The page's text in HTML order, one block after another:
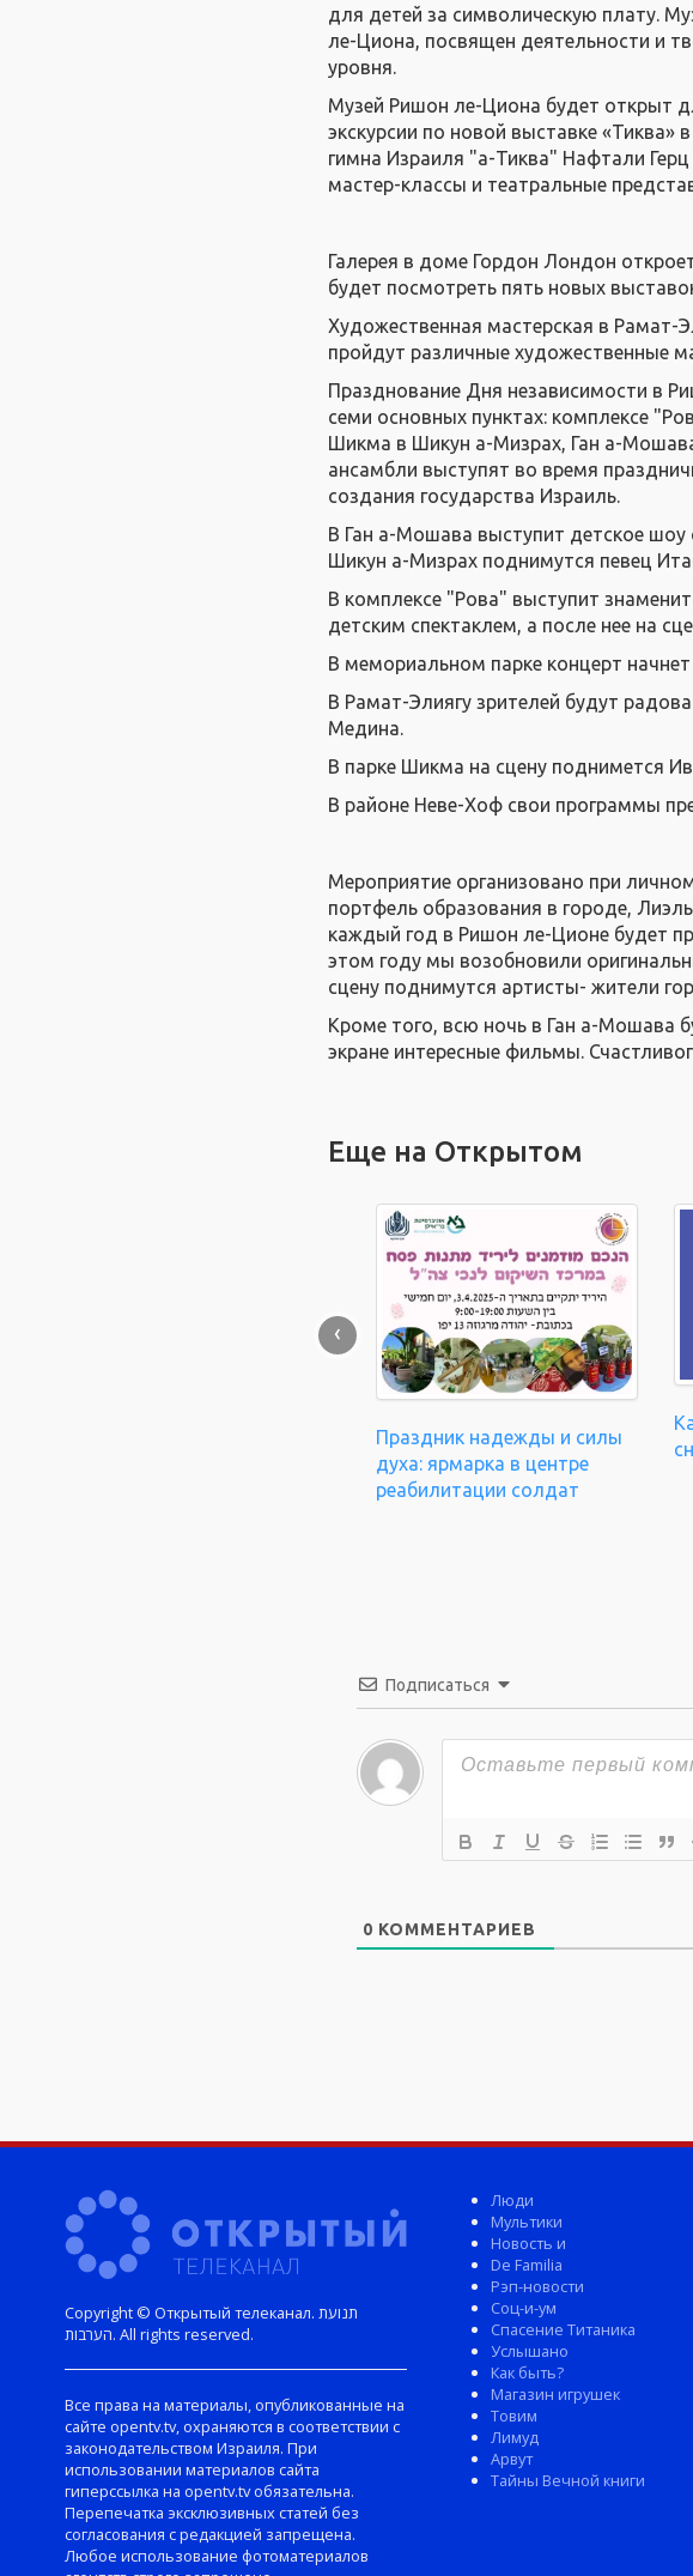
для детей за символическую плату.
ле-Циона, посвящен деятельности и
уровня.
Музей Ришон ле-Циона будет открыт
экскурсии по новой выставке
гимна Израиля "а-Тиква" Нафтали
мастер-классы и театральные
Галерея в доме Гордон Лондон
будет посмотреть пять новых
Художественная мастерская в Рамат-
пройдут различные художественные
Празднование Дня независимости в
семи основных пунктах: комплексе
Шикма в Шикун а-Мизрах, Ган а-
ансамбли выступят во время
создания государства Израиль.
В Ган а-Мошава выступит детское
Шикун а-Мизрах поднимутся певец
В комплексе "Рова" выступит
детским спектаклем, а после нее на
В мемориальном парке концерт
В Рамат-Элиягу зрителей будут
Медина.
В парке Шикма на сцену поднимется
В районе Неве-Хоф свои программы
Мероприятие организовано при
портфель образования в городе,
каждый год в Ришон ле-Ционе будет
этом году мы возобновили
сцену поднимутся артисты- жители
Кроме того, всю ночь в Ган а-Мошава
экране интересные фильмы.
Еще на Открытом
Праздник надежды и силы
духа: ярмарка в центре
реабилитации солдат
‹
Подписаться
0 КОММЕНТАРИЕВ
Copyright © Открытый телеканал. תנועת
הערבות. All rights reserved.
Все права на материалы, опубликованные на
сайте opentv.tv, охраняются в соответствии с
законодательством Израиля. При
использовании материалов сайта
гиперссылка на opentv.tv обязательна.
Перепечатка эксклюзивных статей без
согласования с редакцией запрещена.
Любое использование фотоматериалов
Люди
Мультики
Новость и
De Familia
Рэп-новости
Соц-и-ум
Спасение Титаника
Услышано
Как быть?
Магазин игрушек
Товим
Лимуд
Арвут
Тайны Вечной книги